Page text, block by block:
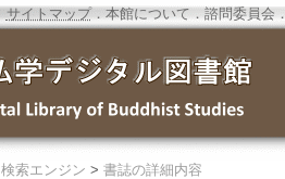
サイトマップ．本館について ． 諮問委員会．
検索エンジン > 書誌の詳細内容